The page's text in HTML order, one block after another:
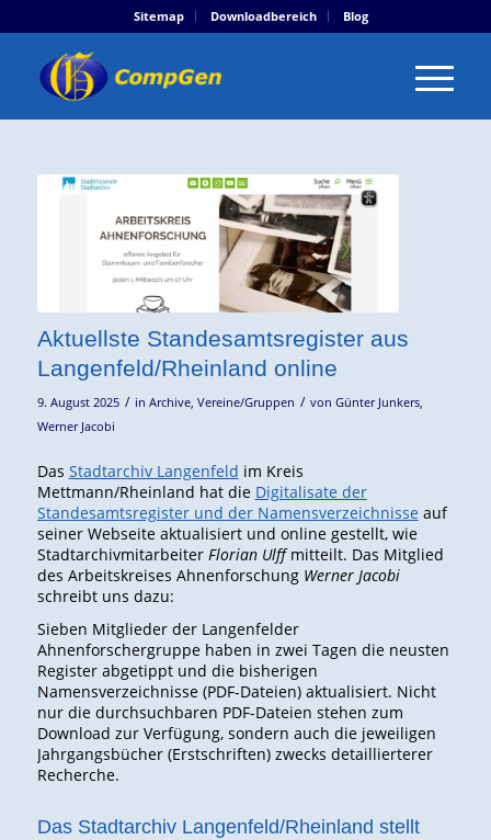
Sitemap Downloadbereich Blog
Aktuellste Standesamtsregister aus
Langenfeld/Rheinland online
9. August 2025 / in Archive, Vereine/Gruppen / von Günter Junkers,
Werner Jacobi
Das Stadtarchiv Langenfeld im Kreis
Mettmann/Rheinland hat die Digitalisate der
Standesamtsregister und der Namensverzeichnisse auf
seiner Webseite aktualisiert und online gestellt, wie
Stadtarchivmitarbeiter Florian Ulffmitteilt. Das Mitglied
des Arbeitskreises Ahnenforschung Werner Jacobi
schreibt uns dazu:
Sieben Mitglieder der Langenfelder
Ahnenforschergruppe haben in zwei Tagen die neusten
Register abgetippt und die bisherigen
Namensverzeichnisse (PDF-Dateien) aktualisiert. Nicht
nur die durchsuchbaren PDF-Dateien stehen zum
Download zur Verfügung, sondern auch die jeweiligen
Jahrgangsbücher (Erstschriften) zwecks detaillierterer
Recherche.
Das Stadtarchiv Langenfeld/Rheinland stellt